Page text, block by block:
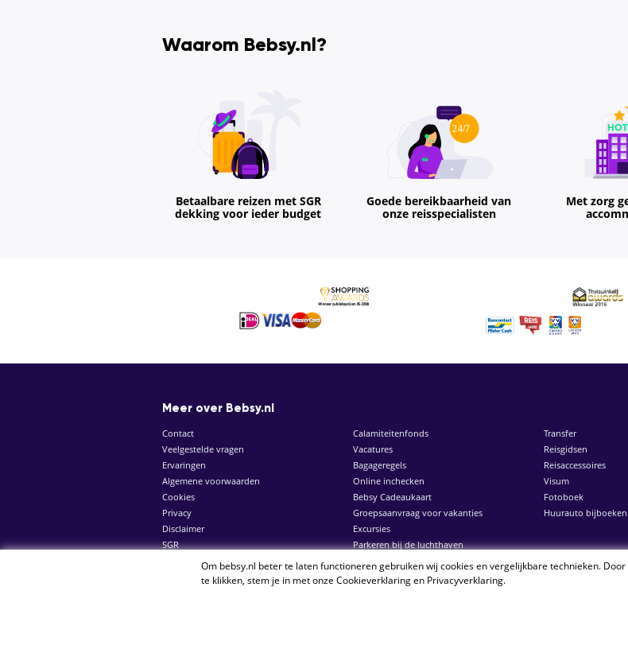
Waarom Bebsy.nl?
Betaalbare reizen met SGR
dekking voor ieder budget
Goede bereikbaarheid van
onze reisspecialisten
Met zorg
Meer over Bebsy.nl
Contact
Veelgestelde vragen
Ervaringen
Algemene voorwaarden
Cookies
Privacy
Disclaimer
SGR
Calamiteitenfonds
Vacatures
Bagageregels
Online inchecken
Bebsy Cadeaukaart
Groepsaanvraag voor vakanties
Excursies
Parkeren bij de luchthaven
Transfer
Reisgidsen
Reisaccessoires
Visum
Fotoboek
Huurauto bijboeken
Om bebsy.nl beter te laten functioneren gebruiken wij cookies en vergelijkbare technieken.
te klikken, stem je in met onze Cookieverklaringen Privacyverklaring.